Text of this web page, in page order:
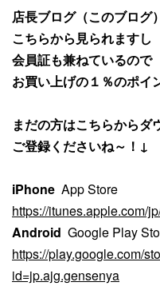
店長ブログ（このブログ
こちらから見られますし
会員証も兼ねているので
お買い上げの１％のポイ
まだの方はこちらからダ
ご登録くださいね～！↓
iPhone App Store
https://itunes.apple.com/
Android Google Play
https://play.google.com/
id=jp.ajg.gensenya